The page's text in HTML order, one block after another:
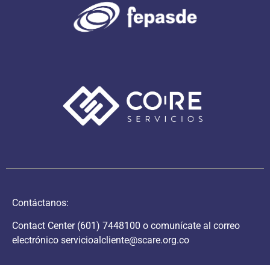
Contáctanos:
Contact Center (601) 7448100 o comunícate al correo
electrónico servicioalcliente@scare.org.co